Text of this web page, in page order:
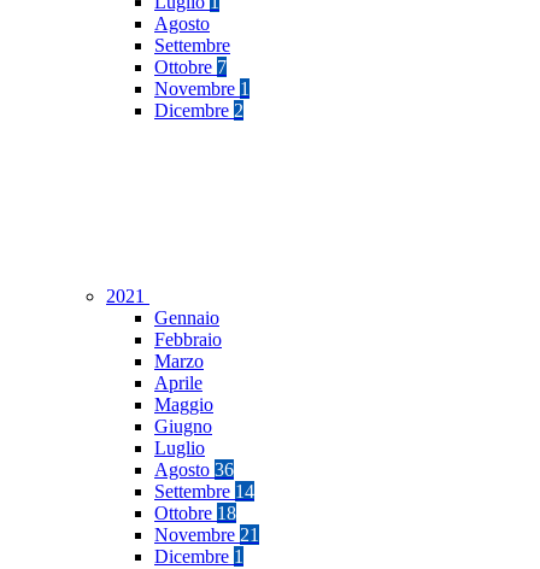
Agosto
Settembre
Ottobre 7
Novembre 1
Dicembre 2
2021
Gennaio
Febbraio
Marzo
Aprile
Maggio
Giugno
Luglio
Agosto 36
Settembre 14
Ottobre 18
Novembre 21
Dicembre 1